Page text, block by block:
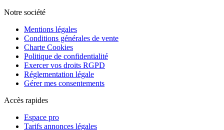
Notre société
Mentions légales
Conditions générales de vente
Charte Cookies
Politique de confidentialité
Exercer vos droits RGPD
Réglementation légale
Gérer mes consentements
Accès rapides
Espace pro
Tarifs annonces légales